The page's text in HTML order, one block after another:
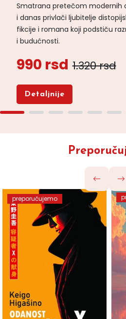
Smatrana pretečom modernih
i danas privlači ljubitelje
fikcije i romana koji podstiču
i budućnosti.
990 rsd 1.320 rsd
Detaljnije
preporučujemo